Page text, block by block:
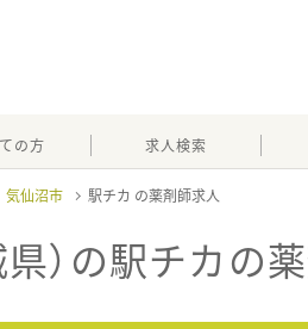
の方 求人検索
気仙沼市 駅チカ
）の駅チカの